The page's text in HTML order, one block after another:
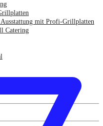
mit Profi-Grillplatten
Catering